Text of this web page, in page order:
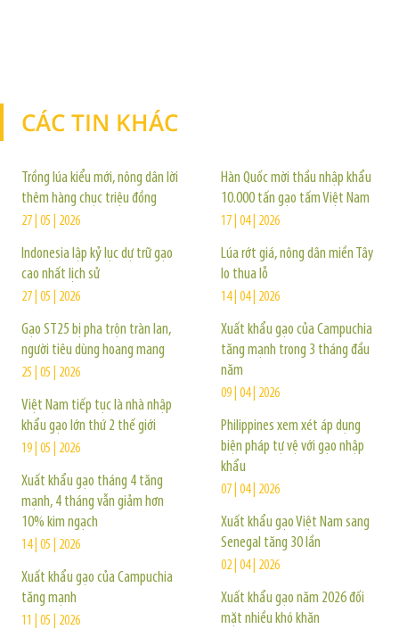
CÁC TIN KHÁC
Trồng lúa kiểu mới, nông dân lời
thêm hàng chục triệu đồng
27 | 05 | 2026
Indonesia lập kỷ lục dự trữ gạo
cao nhất lịch sử
27 | 05 | 2026
Gạo ST25 bị pha trộn tràn lan,
người tiêu dùng hoang mang
25 | 05 | 2026
Việt Nam tiếp tục là nhà nhập
khẩu gạo lớn thứ 2 thế giới
19 | 05 | 2026
Xuất khẩu gạo tháng 4 tăng
mạnh, 4 tháng vẫn giảm hơn
10% kim ngạch
14 | 05 | 2026
Xuất khẩu gạo của Campuchia
tăng mạnh
11 | 05 | 2026
Hàn Quốc mời thầu nhập khẩu
10.000 tấn gạo tấm Việt Nam
17 | 04 | 2026
Lúa rớt giá, nông dân miền Tây
lo thua lỗ
14 | 04 | 2026
Xuất khẩu gạo của Campuchia
tăng mạnh trong 3 tháng đầu
năm
09 | 04 | 2026
Philippines xem xét áp dụng
biện pháp tự vệ với gạo nhập
khẩu
07 | 04 | 2026
Xuất khẩu gạo Việt Nam sang
Senegal tăng 30 lần
02 | 04 | 2026
Xuất khẩu gạo năm 2026 đối
mặt nhiều khó khăn